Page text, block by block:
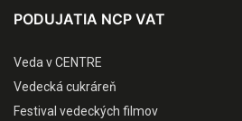
PODUJATIA NCP VAT
Veda v CENTRE
Vedecká cukráreň
Festival vedeckých filmov